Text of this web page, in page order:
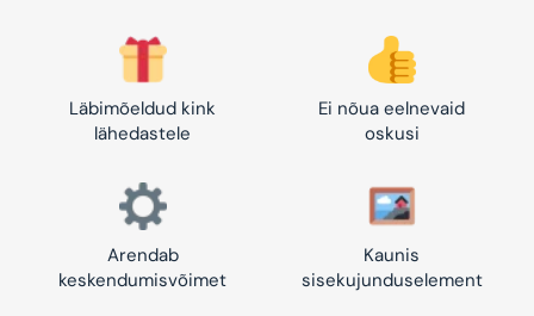
Läbimõeldud kink
lähedastele
Ei nõua eelnevaid
oskusi
Arendab
keskendumisvõimet
Kaunis
sisekujunduselement